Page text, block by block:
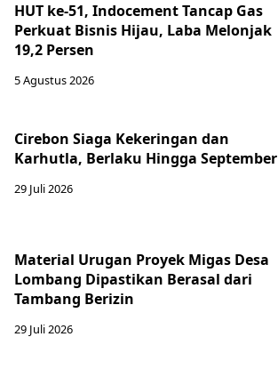
HUT ke-51, Indocement Tancap Gas
Perkuat Bisnis Hijau, Laba Melonjak
19,2 Persen
5 Agustus 2026
Cirebon Siaga Kekeringan dan
Karhutla, Berlaku Hingga September
29 Juli 2026
Material Urugan Proyek Migas Desa
Lombang Dipastikan Berasal dari
Tambang Berizin
29 Juli 2026